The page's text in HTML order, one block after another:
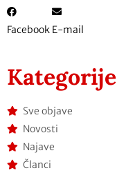
Facebook E-mail
Kategorije
Sve objave
Novosti
Najave
Članci